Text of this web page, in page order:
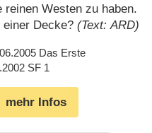
Westen zu haben.
Decke? (Text: ARD)
Das Erste
SF 1
mehr Infos